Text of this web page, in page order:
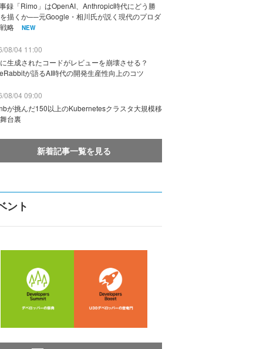
録「Rimo」はOpenAI、Anthropic時代にどう勝
描くか──元Google・相川氏が説く現代のプロダ
略
NEW
08/04 11:00
生成されたコードがレビューを崩壊させる？
が語るAI時代の開発生産性向上のコツ
08/04 09:00
が挑んだ150以上のKubernetesクラスタ大規模移
台裏
新着記事一覧を見る
ント